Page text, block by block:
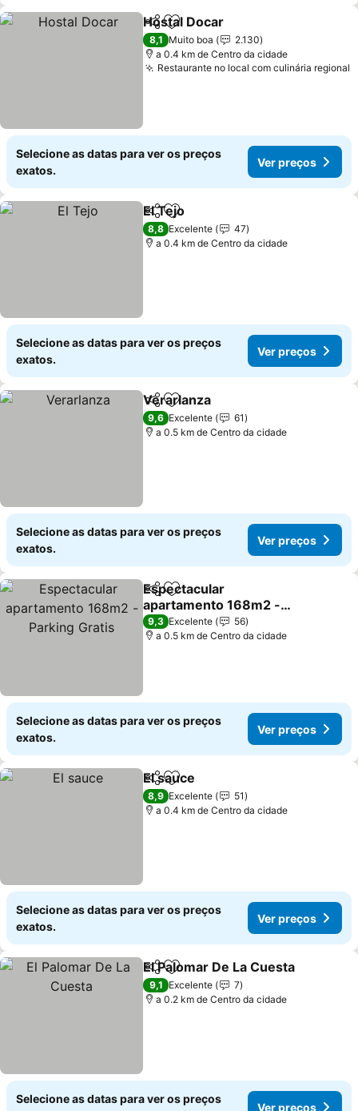
PartilharAdicionar aos favoritos
Hostal Docar
8,1 Muito boa
2.130
a 0.4 km de Centro da cidade
Restaurante no local com culinária regional
Selecione as datas para ver os preços
exatos.
Ver preços
PartilharAdicionar aos favoritos
El Tejo
8,8 Excelente
47
a 0.4 km de Centro da cidade
Selecione as datas para ver os preços
exatos.
Ver preços
PartilharAdicionar aos favoritos
Verarlanza
9,6 Excelente
61
a 0.5 km de Centro da cidade
Selecione as datas para ver os preços
exatos.
Ver preços
PartilharAdicionar aos favoritos
Espectacular
apartamento 168m2 -
Parking Gratis
Ver preços
9,3 Excelente
56
a 0.5 km de Centro da cidade
Selecione as datas para ver os preços
exatos.
Ver preços
PartilharAdicionar aos favoritos
El sauce
8,9 Excelente
51
a 0.4 km de Centro da cidade
Selecione as datas para ver os preços
exatos.
Ver preços
PartilharAdicionar aos favoritos
El Palomar De La Cuesta
9,1 Excelente
7
a 0.2 km de Centro da cidade
Selecione as datas para ver os preços
Ver preços